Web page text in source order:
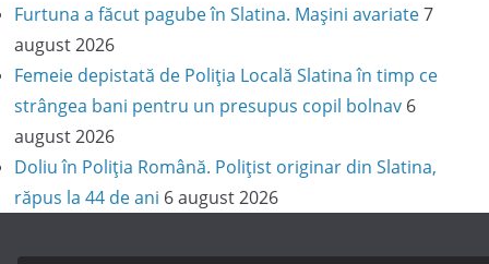
Furtuna a făcut pagube în Slatina. Mașini avariate 7
august 2026
Femeie depistată de Poliția Locală Slatina în timp ce
strângea bani pentru un presupus copil bolnav 6
august 2026
Doliu în Poliția Română. Polițist originar din Slatina,
răpus la 44 de ani 6 august 2026